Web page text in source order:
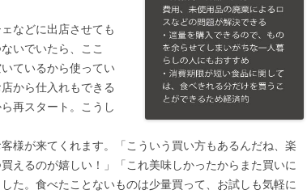
などに出店させても
いでいたら、ここ
ているから使ってい
から仕入れもできる
再スタート。こうし
様が来てくれます。「こういう買い方もあるんだね、楽
えるのが嬉しい！」「これ美味しかったからまた買いに
た。食べたことないものは少量買って、お試しも気軽に